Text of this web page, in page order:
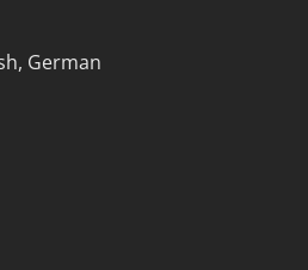
gäbe sich Gerhard hin
ihm. Als Esben
gewesen wäre, wenn er
gestorben wäre, stellt er
verloren scheint,
, German